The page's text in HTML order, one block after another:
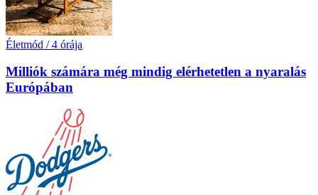
Életmód / 4 órája
Milliók számára még mindig elérhetetlen a nyaralás
Európában